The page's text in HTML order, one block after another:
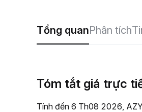
Tổng quanPhân tích
Tóm tắt giá trực
Tính đến 6 Th08 2026,